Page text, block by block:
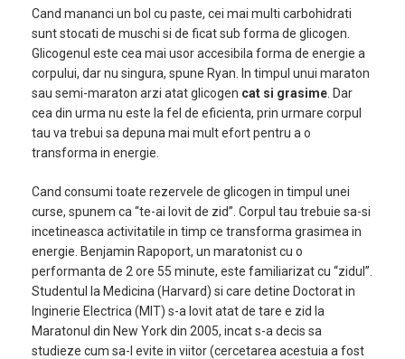
Cand mananci un bol cu paste, cei mai multi carbohidrati
sunt stocati de muschi si de ficat sub forma de glicogen.
Glicogenul este cea mai usor accesibila forma de energie a
corpului, dar nu singura, spune Ryan. In timpul unui maraton
sau semi-maraton arzi atat glicogen cat si grasime . Dar
cea din urma nu este la fel de eficienta, prin urmare corpul
tau va trebui sa depuna mai mult efort pentru a o
transforma in energie.
Cand consumi toate rezervele de glicogen in timpul unei
curse, spunem ca “te-ai lovit de zid”. Corpul tau trebuie sa-si
incetineasca activitatile in timp ce transforma grasimea in
energie. Benjamin Rapoport, un maratonist cu o
performanta de 2 ore 55 minute, este familiarizat cu “zidul”.
Studentul la Medicina (Harvard) si care detine Doctorat in
Inginerie Electrica (MIT) s-a lovit atat de tare e zid la
Maratonul din New York din 2005, incat s-a decis sa
studieze cum sa-l evite in viitor (cercetarea acestuia a fost